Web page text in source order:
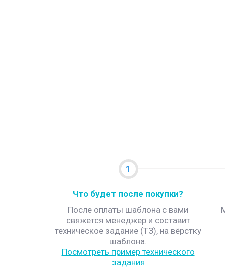
1
Что будет после покупки?
После оплаты шаблона с вами
свяжется менеджер и составит
техническое задание (ТЗ), на вёрстку
шаблона.
Посмотреть пример технического
задания